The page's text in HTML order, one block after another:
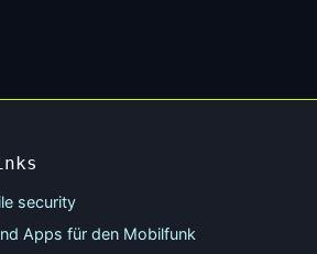
security
Apps für den Mobilfunk